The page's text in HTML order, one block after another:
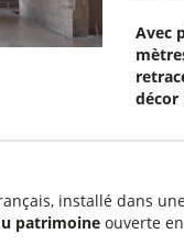
Avec
décor
installé dans
patrimoine ouverte